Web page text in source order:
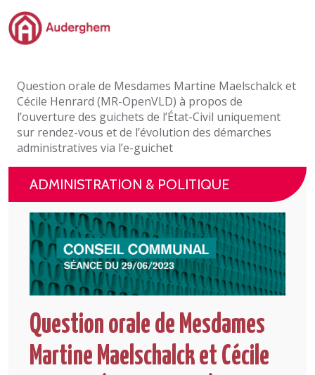
Passer au contenu principal
Événements et vie associative
eGuichet
Vivre à Auderghem
En 1 clic
Question orale de Mesdames Martine Maelschalck et
Cécile Henrard (MR-OpenVLD) à propos de
l’ouverture des guichets de l’État-Civil uniquement
sur rendez-vous et de l’évolution des démarches
administratives via l’e-guichet
ADMINISTRATION & POLITIQUE
Question orale de Mesdames
Martine Maelschalck et Cécile